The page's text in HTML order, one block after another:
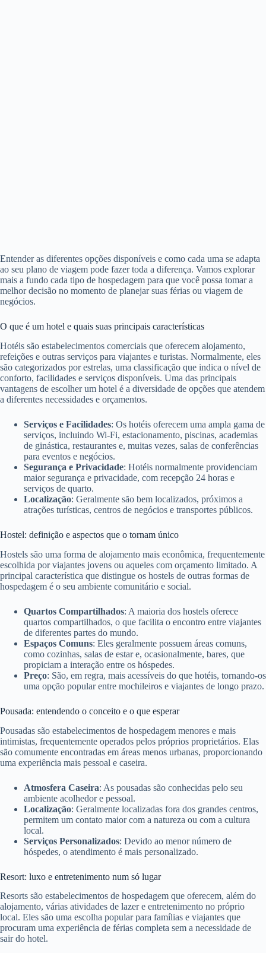
Entender as diferentes opções disponíveis e como cada uma se adapta
ao seu plano de viagem pode fazer toda a diferença. Vamos explorar
mais a fundo cada tipo de hospedagem para que você possa tomar a
melhor decisão no momento de planejar suas férias ou viagem de
negócios.
O que é um hotel e quais suas principais características
Hotéis são estabelecimentos comerciais que oferecem alojamento,
refeições e outras serviços para viajantes e turistas. Normalmente, eles
são categorizados por estrelas, uma classificação que indica o nível de
conforto, facilidades e serviços disponíveis. Uma das principais
vantagens de escolher um hotel é a diversidade de opções que atendem
a diferentes necessidades e orçamentos.
Serviços e Facilidades: Os hotéis oferecem uma ampla gama de
serviços, incluindo Wi-Fi, estacionamento, piscinas, academias
de ginástica, restaurantes e, muitas vezes, salas de conferências
para eventos e negócios.
Segurança e Privacidade: Hotéis normalmente providenciam
maior segurança e privacidade, com recepção 24 horas e
serviços de quarto.
Localização: Geralmente são bem localizados, próximos a
atrações turísticas, centros de negócios e transportes públicos.
Hostel: definição e aspectos que o tornam único
Hostels são uma forma de alojamento mais econômica, frequentemente
escolhida por viajantes jovens ou aqueles com orçamento limitado. A
principal característica que distingue os hostels de outras formas de
hospedagem é o seu ambiente comunitário e social.
Quartos Compartilhados: A maioria dos hostels oferece
quartos compartilhados, o que facilita o encontro entre viajantes
de diferentes partes do mundo.
Espaços Comuns: Eles geralmente possuem áreas comuns,
como cozinhas, salas de estar e, ocasionalmente, bares, que
propiciam a interação entre os hóspedes.
Preço: São, em regra, mais acessíveis do que hotéis, tornando-os
uma opção popular entre mochileiros e viajantes de longo prazo.
Pousada: entendendo o conceito e o que esperar
Pousadas são estabelecimentos de hospedagem menores e mais
intimistas, frequentemente operados pelos próprios proprietários. Elas
são comumente encontradas em áreas menos urbanas, proporcionando
uma experiência mais pessoal e caseira.
Atmosfera Caseira: As pousadas são conhecidas pelo seu
ambiente acolhedor e pessoal.
Localização: Geralmente localizadas fora dos grandes centros,
permitem um contato maior com a natureza ou com a cultura
local.
Serviços Personalizados: Devido ao menor número de
hóspedes, o atendimento é mais personalizado.
Resort: luxo e entretenimento num só lugar
Resorts são estabelecimentos de hospedagem que oferecem, além do
alojamento, várias atividades de lazer e entretenimento no próprio
local. Eles são uma escolha popular para famílias e viajantes que
procuram uma experiência de férias completa sem a necessidade de
sair do hotel.